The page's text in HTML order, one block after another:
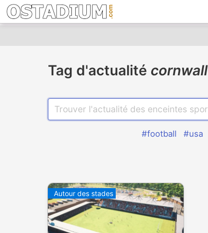
Tag d'actualité cornwall
#football #usa
Autour des stades